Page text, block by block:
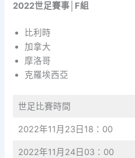
2022世足賽事│F組
比利時
加拿大
摩洛哥
克羅埃西亞
世足比賽時間
2022年11月23日18：00
2022年11月24日03：00